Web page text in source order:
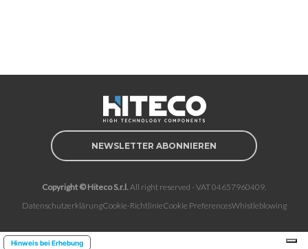
NEWSLETTER ABONNIEREN
Copyright © Hiteco S.r.l.All right reserved - VAT 04657960409.
DatenschutzerklärungCookie-RichtlinieCookie PreferencesWhistleblowing
Hinweis bei Erhebung